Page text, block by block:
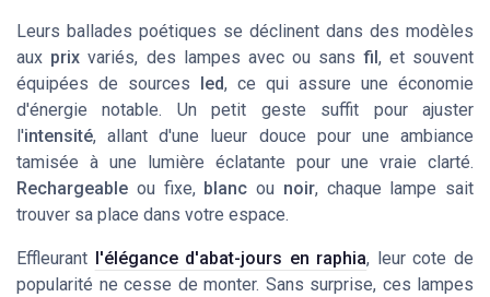
Leurs ballades poétiques se déclinent dans des modèles
aux prix variés, des lampes avec ou sansfil, et souvent
équipées de sources led, ce qui assure une économie
d'énergie notable. Un petit geste suffit pour ajuster
l'intensité, allant d'une lueur douce pour une ambiance
tamisée à une lumière éclatante pour une vraie clarté.
Rechargeable ou fixe, blanc ou noir, chaque lampe sait
trouver sa place dans votre espace.
Effleurant l'élégance d'abat-jours en raphia, leur cote de
popularité ne cesse de monter. Sans surprise, ces lampes